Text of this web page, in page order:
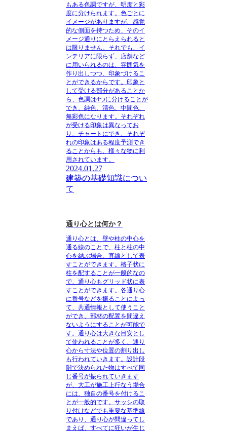
もある色調ですが、明度と彩
度に分けられます。色ごとに
イメージがありますが、感覚
的な側面を持つため、そのイ
メージ通りにとらえられると
は限りません。それでも、イ
ンテリアに限らず、店舗など
に用いられるのは、雰囲気を
作り出しつつ、印象づけるこ
とができるからです。印象と
して受ける部分があることか
ら、色調は4つに分けることが
でき、純色、清色、中間色、
無彩色になります。それぞれ
が受ける印象は異なってお
り、チャートにでき、それぞ
れの印象はある程度予測でき
ることからも、様々な物に利
用されています。
2024.01.27
建築の基礎知識につい
て
通り心とは何か？
通り心とは、壁や柱の中心を
通る線のことで、柱と柱の中
心を結ぶ場合、直線として表
すことができます。格子状に
柱を配することが一般的なの
で、通り心もグリッド状に表
すことができます。各通り心
に番号などを振ることによっ
て、共通情報として使うこと
ができ、部材の配置を間違え
ないようにすることが可能で
す。通り心は大きな目安とし
て使われることが多く、通り
心から寸法や位置の割り出し
も行われていきます。設計段
階で決められた物はすべて同
じ番号が振られていきます
が、大工が施工上行なう場合
には、独自の番号を付けるこ
とが一般的です。サッシの取
り付けなどでも重要な基準線
であり、通り心が間違ってし
まえば、すべてに狂いが生じ